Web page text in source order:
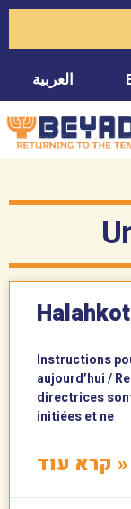
العربية
Instructions
aujourd’hui /
directrices
initiées et ne
קרא עוד »